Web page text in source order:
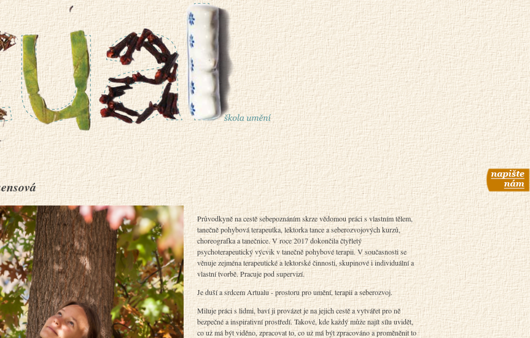
Průvodkyně na cestě sebepoznáním skrze vědomou práci s vlastním tělem,
tanečně pohybová terapeutka, lektorka tance a seberozvojových kurzů,
choreografka a tanečnice. V roce 2017 dokončila čtyřletý
psychoterapeutický výcvik v tanečně pohybové terapii. V současnosti se
věnuje zejména terapeutické a lektorské činnosti, skupinové i individuální a
vlastní tvorbě. Pracuje pod supervizí.
Je duší a srdcem Artualu - prostoru pro umění, terapii a seberozvoj.
Miluje práci s lidmi, baví ji provázet je na jejich cestě a vytvářet pro ně
bezpečné a inspirativní prostředí. Takové, kde každý může najít sílu uvidět,
co už má být viděno, zpracovat to, co už má být zpracováno a proměněnit to